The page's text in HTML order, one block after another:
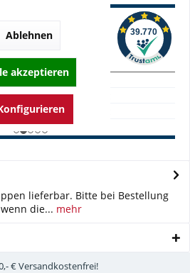
lieferbar. Bitte bei Bestellung
die... mehr
€ Versandkostenfrei!
Ablehnen
akzeptieren